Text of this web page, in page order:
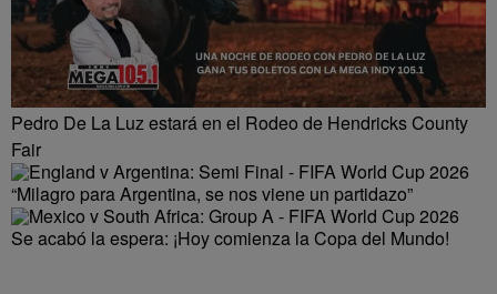
Pedro De La Luz estará en el Rodeo de Hendricks County
Fair
“Milagro para Argentina, se nos viene un partidazo”
Se acabó la espera: ¡Hoy comienza la Copa del Mundo!